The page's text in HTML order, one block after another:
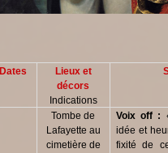
Dates
Lieux et
décors
Indications
Tombe de
Lafayette au
cimetière de
Voix off :
idée et
fixité de